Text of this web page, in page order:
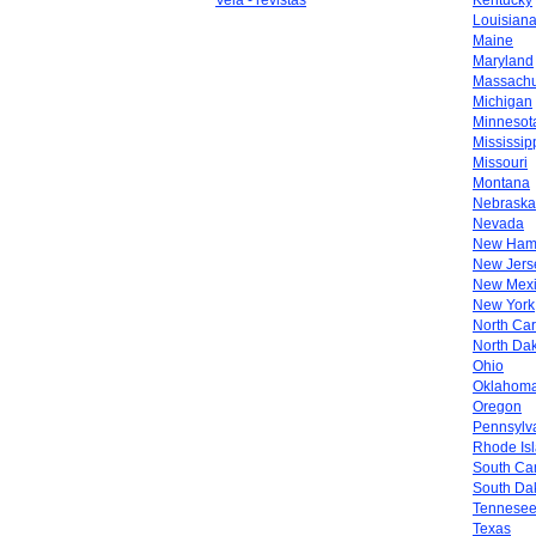
Louisiana
Maine
Maryland
Michigan
Missouri
Montana
Nebraska
Nevada
New
New
New
New York
North
North
Ohio
Oregon
Rhode
South
South
Tennesee
Texas